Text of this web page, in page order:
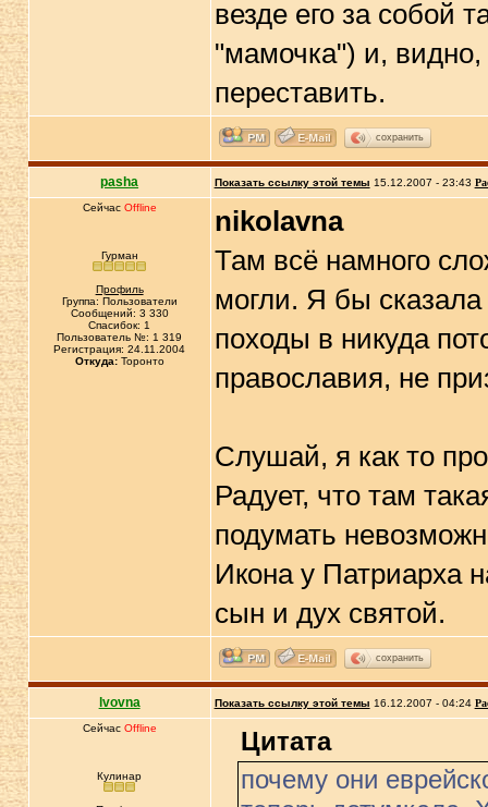
везде его за собой
"мамочка") и, видно,
переставить.
сохранить
pasha Показать ссылку этой темы 15.12.2007 - 23:43
Сейчас Offline
Гурман
Профиль
Группа: Пользователи
Сообщений: 3 330
Спасибок: 1
Пользователь №: 1 319
Регистрация: 24.11.2004
Откуда:Торонто
nikolavna
Там всё намного
могли. Я бы
походы в никуда
православия, не
Слушай, я как то
Радует, что там
подумать
Икона у Патриарха
сын и дух святой.
сохранить
lvovna Показать ссылку этой темы 16.12.2007 - 04:24
Сейчас Offline
Кулинар
Цитата
почему они